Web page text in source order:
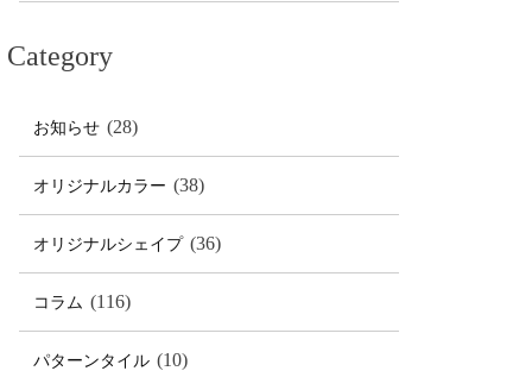
Category
お知らせ (28)
オリジナルカラー (38)
オリジナルシェイプ (36)
コラム (116)
パターンタイル (10)